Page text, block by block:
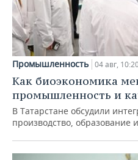
Промышленность 04 авг,
Как биоэкономика
промышленность и
В Татарстане обсудили
производство, образование